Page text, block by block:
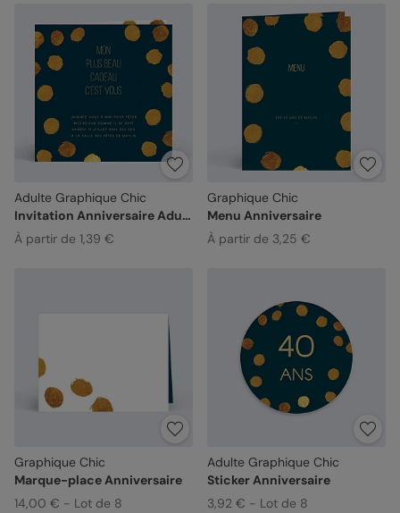
Adulte Graphique Chic
Invitation Anniversaire Adulte
À partir de 1,39 €
Graphique Chic
Menu Anniversaire
À partir de 3,25 €
Graphique Chic
Marque-place Anniversaire
14,00 € - Lot de 8
Adulte Graphique Chic
Sticker Anniversaire
3,92 € - Lot de 8